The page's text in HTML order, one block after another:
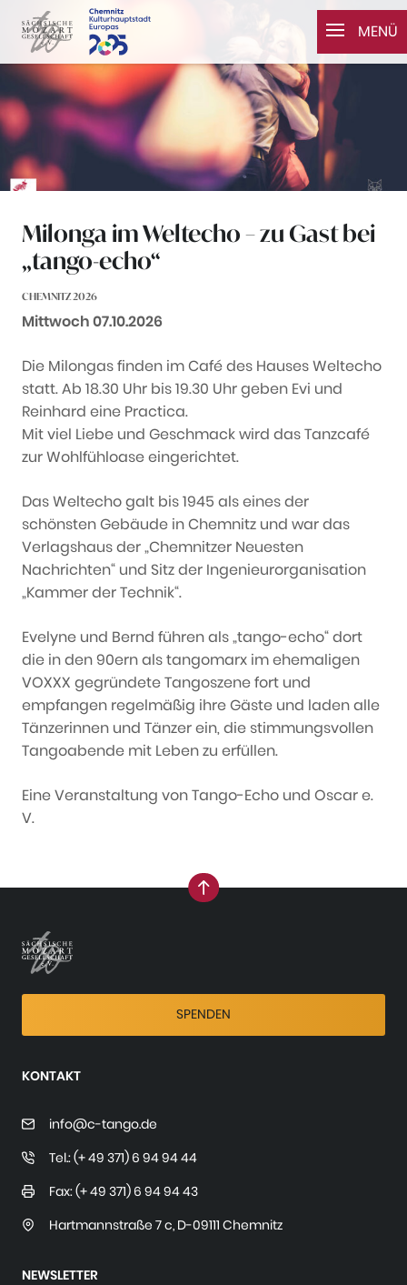
Zum Inhalt springen
MENÜ
Milonga im Weltecho – zu Gast bei
„tango-echo“
CHEMNITZ 2026
Datum:
Mittwoch 07.10.2026
Die Milongas finden im Café des Hauses Weltecho
statt. Ab 18.30 Uhr bis 19.30 Uhr geben Evi und
Reinhard eine Practica.
Mit viel Liebe und Geschmack wird das Tanzcafé
zur Wohlfühloase eingerichtet.
Das Weltecho galt bis 1945 als eines der
schönsten Gebäude in Chemnitz und war das
Verlagshaus der „Chemnitzer Neuesten
Nachrichten“ und Sitz der Ingenieurorganisation
„Kammer der Technik“.
Evelyne und Bernd führen als „tango-echo“ dort
die in den 90ern als tangomarx im ehemaligen
VOXXX gegründete Tangoszene fort und
empfangen regelmäßig ihre Gäste und laden alle
Tänzerinnen und Tänzer ein, die stimmungsvollen
Tangoabende mit Leben zu erfüllen.
Eine Veranstaltung von Tango-Echo und Oscar e.
V.
nach oben
SPENDEN
KONTAKT
info@c-tango.de
Tel.: (+ 49 371) 6 94 94 44
Fax: (+ 49 371) 6 94 94 43
Hartmannstraße 7 c, D-09111 Chemnitz
NEWSLETTER